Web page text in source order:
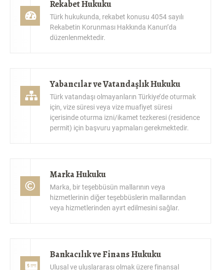
Türk hukukunda, rekabet konusu 4054 sayılı
Rekabetin Korunması Hakkında Kanun’da
düzenlenmektedir.
Türk vatandaşı olmayanların Türkiye’de oturmak
için, vize süresi veya vize muafiyet süresi
içerisinde oturma izni/ikamet tezkeresi (residence
permit) için başvuru yapmaları gerekmektedir.
Marka, bir teşebbüsün mallarının veya
hizmetlerinin diğer teşebbüslerin mallarından
veya hizmetlerinden ayırt edilmesini sağlar.
Ulusal ve uluslararası olmak üzere finansal
paketlerin dokümantasyonu, yeniden yapılanma